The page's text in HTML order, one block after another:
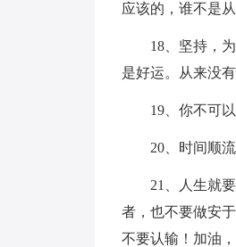
应该的，谁不是
18、坚持，
是好运。从来没
19、你不可
20、时间顺
21、人生就
者，也不要做安
不要认输！加油